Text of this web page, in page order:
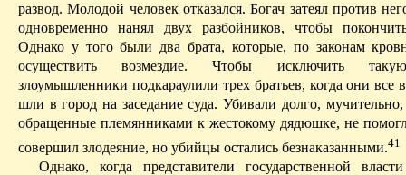
развод. Молодой человек отказался. Богач затеял против
одновременно нанял двух разбойников, чтобы
Однако у того были два брата, которые, по законам
осуществить возмездие. Чтобы исключить
злоумышленники подкараулили трех братьев, когда они все
шли в город на заседание суда. Убивали долго,
обращенные племянниками к жестокому дядюшке, не
совершил злодеяние, но убийцы остались безнаказанными.41
Однако, когда представители государственной